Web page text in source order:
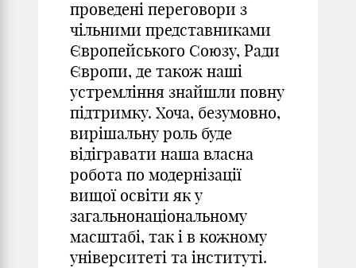
проведені переговори з
чільними представниками
Європейського Союзу, Ради
Європи, де також наші
устремління знайшли повну
підтримку. Хоча, безумовно,
вирішальну роль буде
відігравати наша власна
робота по модернізації
вищої освіти як у
загальнонаціональному
масштабі, так і в кожному
університеті та інституті.